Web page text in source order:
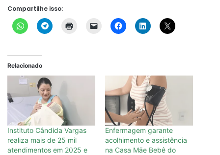
Compartilhe isso:
Relacionado
Instituto Cândida Vargas
realiza mais de 25 mil
atendimentos em 2025 e
Enfermagem garante
acolhimento e assistência
na Casa Mãe Bebê do